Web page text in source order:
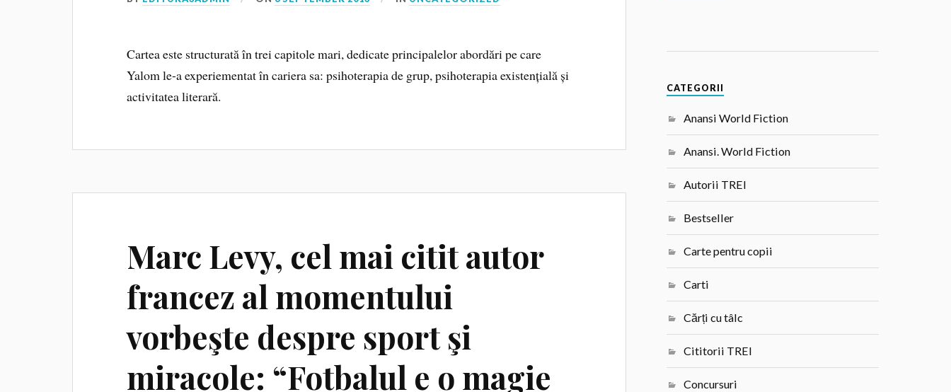
Cartea este structurată în trei capitole mari, dedicate principalelor abordări pe care
Yalom le-a experiementat în cariera sa: psihoterapia de grup, psihoterapia existențială și
activitatea literară.
Marc Levy, cel mai citit autor
francez al momentului
vorbeşte despre sport şi
miracole: “Fotbalul e o magie
CATEGORII
Anansi World Fiction
Anansi. World Fiction
Autorii TREI
Bestseller
Carte pentru copii
Carti
Cărți cu tâlc
Cititorii TREI
Concursuri